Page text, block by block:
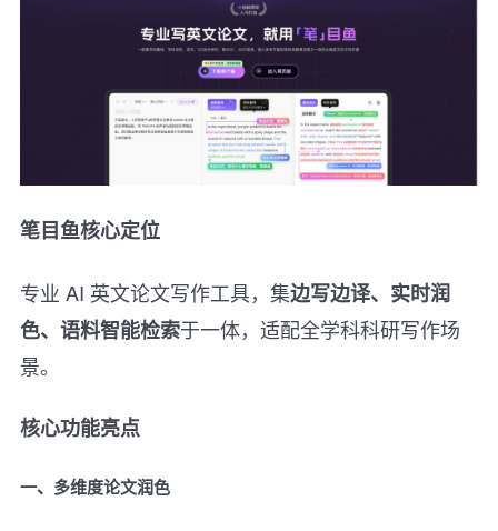
笔目鱼核心定位
专业 AI 英文论文写作工具，集边写边译、实时润
色、语料智能检索于一体，适配全学科科研写作场
景。
核心功能亮点
一、多维度论文润色